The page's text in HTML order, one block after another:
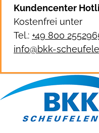
Kundencenter
Kostenfrei unter
Tel.: +49 800
info@bkk-